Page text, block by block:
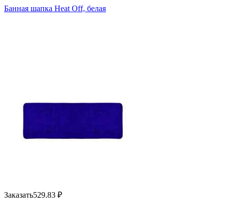
Банная шапка Heat Off, белая
Заказать529.83 ₽